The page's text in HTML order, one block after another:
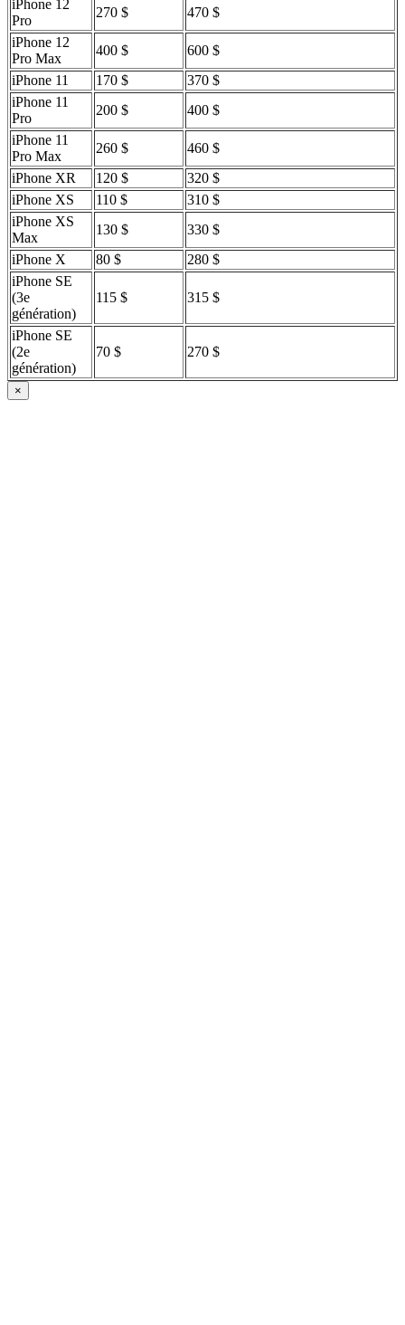
iPhone 12
Pro
270 $
470 $
iPhone 12
Pro Max
400 $
600 $
iPhone 11
170 $
370 $
iPhone 11
Pro
200 $
400 $
iPhone 11
Pro Max
260 $
460 $
iPhone XR
120 $
320 $
iPhone XS
110 $
310 $
iPhone XS
Max
130 $
330 $
iPhone X
80 $
280 $
iPhone SE
(3e
génération)
115 $ 315 $
iPhone SE
(2e
génération)
70 $ 270 $
×